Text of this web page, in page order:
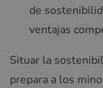
de
ventajas
Situar la
prepara a los